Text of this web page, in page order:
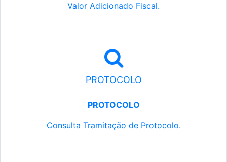
Valor Adicionado Fiscal.
PROTOCOLO
PROTOCOLO
Consulta Tramitação de Protocolo.